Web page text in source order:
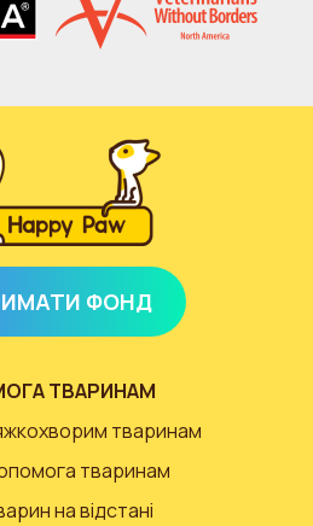
ФОНД
ТВАРИНАМ
тваринам
тваринам
на відстані